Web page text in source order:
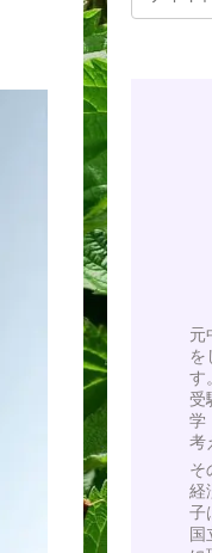
元
を
す
受
学
考
そ
経
子
国